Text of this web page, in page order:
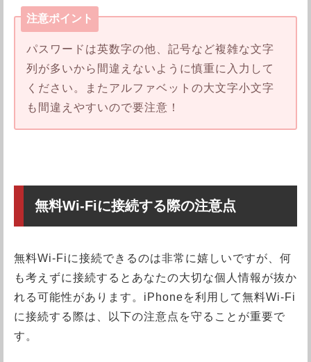
注意ポイント
パスワードは英数字の他、記号など複雑な文字
列が多いから間違えないように慎重に入力して
ください。またアルファベットの大文字小文字
も間違えやすいので要注意！
無料Wi-Fiに接続する際の注意点
無料Wi-Fiに接続できるのは非常に嬉しいですが、何
も考えずに接続するとあなたの大切な個人情報が抜か
れる可能性があります。iPhoneを利用して無料Wi-Fi
に接続する際は、以下の注意点を守ることが重要で
す。